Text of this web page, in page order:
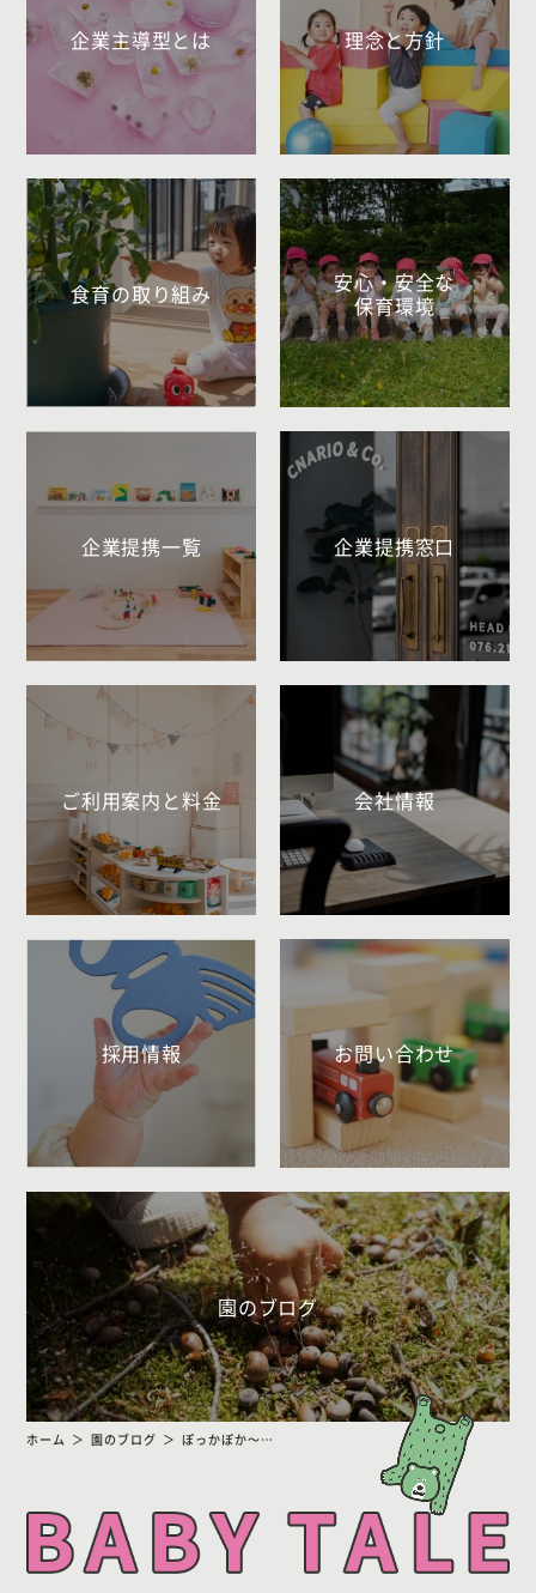
企業主導型とは 理念と方針
食育の取り組み
安心・安全な
保育環境
企業提携一覧 企業提携窓口
ご利用案内と料金 会社情報
採用情報 お問い合わせ
園のブログ
ホーム 園のブログ ぽっかぽか〜